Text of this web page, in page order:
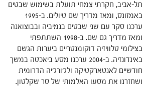
תל-אביב, חקרתי צמחי תועלת בשימוש שבטים
באמזונס, ומאז מדריך שם טיולים. ב-1995
ערכנו סקר עם שני שבטים בנמיביה ובבוצואנה
ומאז מדריך גם שם. ב-1998 השתתפתי
בצילומי טלוויזיה דוקומנטריים ביערות הגשם
באינדונזיה. ב-2004 ערכנו מסע ביאכטה במשך
חודשיים לאנטארקטיקה ולג'ורג'יה הדרומית
ושחזרנו את מסעו האלמותי של סר שקלטון.